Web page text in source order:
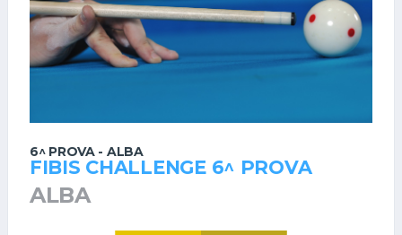
6^ PROVA - ALBA
FIBIS CHALLENGE 6^ PROVA
ALBA